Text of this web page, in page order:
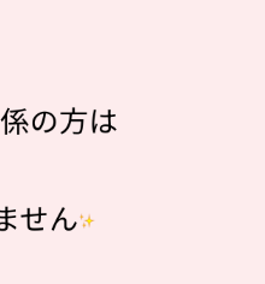
の方は
せん